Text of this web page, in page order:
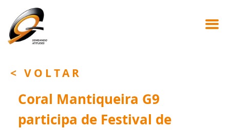
< VOLTAR
Coral Mantiqueira G9
participa de Festival de